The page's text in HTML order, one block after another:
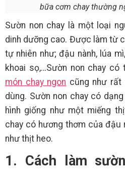
bữa cơm chay thường
Sườn non chay là một loại
dinh dưỡng cao. Được làm từ
tự nhiên như; đậu nành, lúa
khoai sọ,…Sườn non chay có
món chay ngon cũng như
dùng. Sườn non chay có
hình giống như một miếng
chay có hương thơm của đậu
như thịt heo.
1. Cách làm